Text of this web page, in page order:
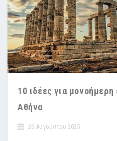
10 ιδέες για
Αθήνα
26 Αυγούστου 2025